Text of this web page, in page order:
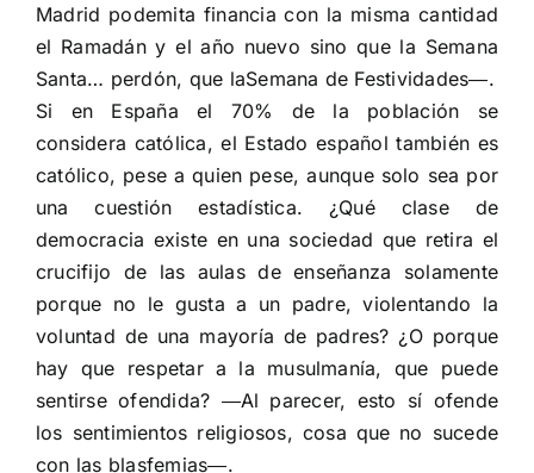
Madrid podemita financia con la misma cantidad
el Ramadán y el año nuevo sino que la Semana
Santa… perdón, que laSemana de Festividades―.
Si en España el 70% de la población se
considera católica, el Estado español también es
católico, pese a quien pese, aunque solo sea por
una cuestión estadística. ¿Qué clase de
democracia existe en una sociedad que retira el
crucifijo de las aulas de enseñanza solamente
porque no le gusta a un padre, violentando la
voluntad de una mayoría de padres? ¿O porque
hay que respetar a la musulmanía, que puede
sentirse ofendida? ―Al parecer, esto sí ofende
los sentimientos religiosos, cosa que no sucede
con las blasfemias―.